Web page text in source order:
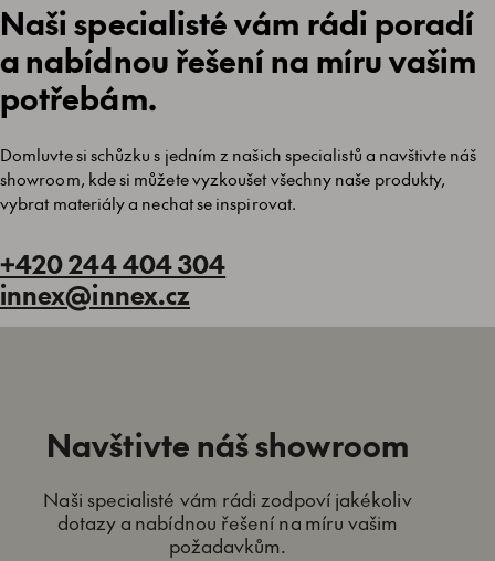
Naši specialisté vám rádi poradí
a nabídnou řešení na míru vašim
potřebám.
Domluvte si schůzku s jedním z našich specialistů a navštivte náš
showroom, kde si můžete vyzkoušet všechny naše produkty,
vybrat materiály a nechat se inspirovat.
+420 244 404 304
innex@innex.cz
Navštivte náš showroom
Naši specialisté vám rádi zodpoví jakékoliv
dotazy a nabídnou řešení na míru vašim
požadavkům.